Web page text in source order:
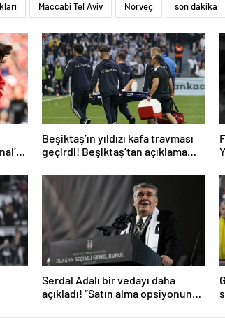
Maccabi Tel Aviv Norveç son dakika
Beşiktaş’ın yıldızı kafa travması
geçirdi! Beşiktaş’tan açıklama
Serdal Adalı bir vedayı daha
açıkladı! “Satın alma opsiyonunu